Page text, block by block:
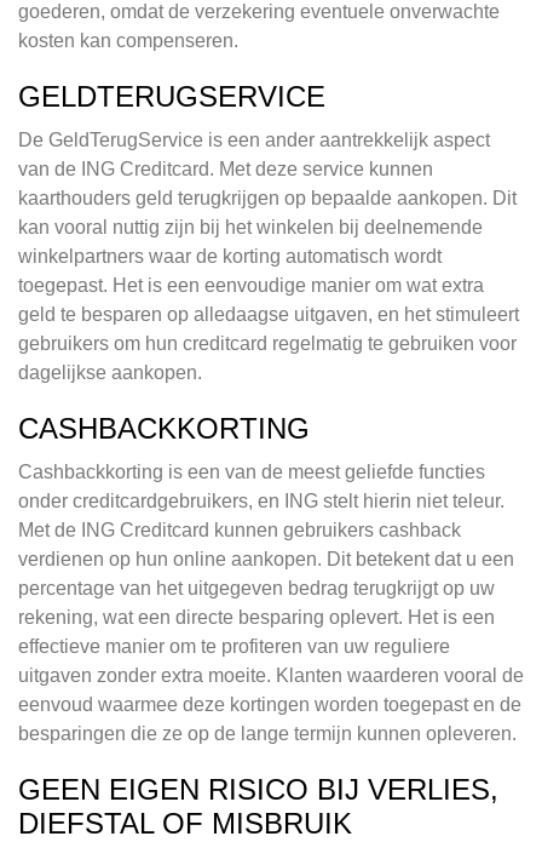
goederen, omdat de verzekering eventuele onverwachte
kosten kan compenseren.
GELDTERUGSERVICE
De GeldTerugService is een ander aantrekkelijk aspect
van de ING Creditcard. Met deze service kunnen
kaarthouders geld terugkrijgen op bepaalde aankopen. Dit
kan vooral nuttig zijn bij het winkelen bij deelnemende
winkelpartners waar de korting automatisch wordt
toegepast. Het is een eenvoudige manier om wat extra
geld te besparen op alledaagse uitgaven, en het stimuleert
gebruikers om hun creditcard regelmatig te gebruiken voor
dagelijkse aankopen.
CASHBACKKORTING
Cashbackkorting is een van de meest geliefde functies
onder creditcardgebruikers, en ING stelt hierin niet teleur.
Met de ING Creditcard kunnen gebruikers cashback
verdienen op hun online aankopen. Dit betekent dat u een
percentage van het uitgegeven bedrag terugkrijgt op uw
rekening, wat een directe besparing oplevert. Het is een
effectieve manier om te profiteren van uw reguliere
uitgaven zonder extra moeite. Klanten waarderen vooral de
eenvoud waarmee deze kortingen worden toegepast en de
besparingen die ze op de lange termijn kunnen opleveren.
GEEN EIGEN RISICO BIJ VERLIES,
DIEFSTAL OF MISBRUIK